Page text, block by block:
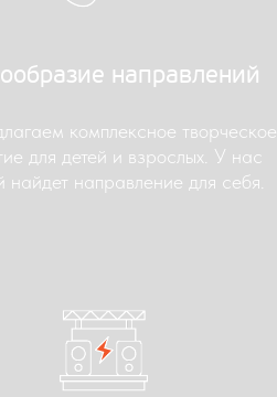
направлений
комплексное творческое
для детей и взрослых. У нас
найдет направление для себя.